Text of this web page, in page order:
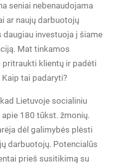
seniai nebenaudojama
ar naujų darbuotojų
daugiau investuoja į šiame
Mat tinkamos
klientų ir padėti
tai padaryti?
Lietuvoje socialiniu
apie 180 tūkst. žmonių.
dėl galimybės plėsti
darbuotojų. Potencialūs
prieš susitikimą su